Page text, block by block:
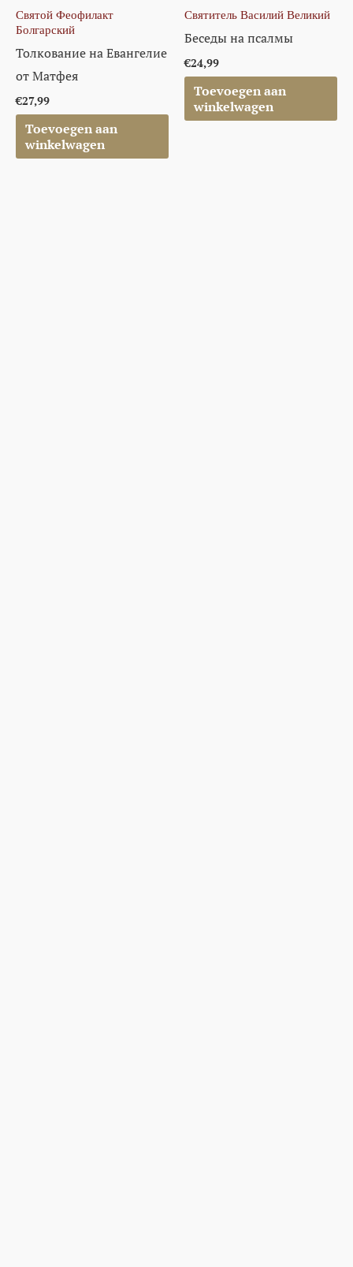
Святой Феофилакт
Болгарский
Толкование на Евангелие
от Матфея
€27,99
Toevoegen aan
winkelwagen
Святитель Василий Великий
Беседы на псалмы
€24,99
Toevoegen aan
winkelwagen